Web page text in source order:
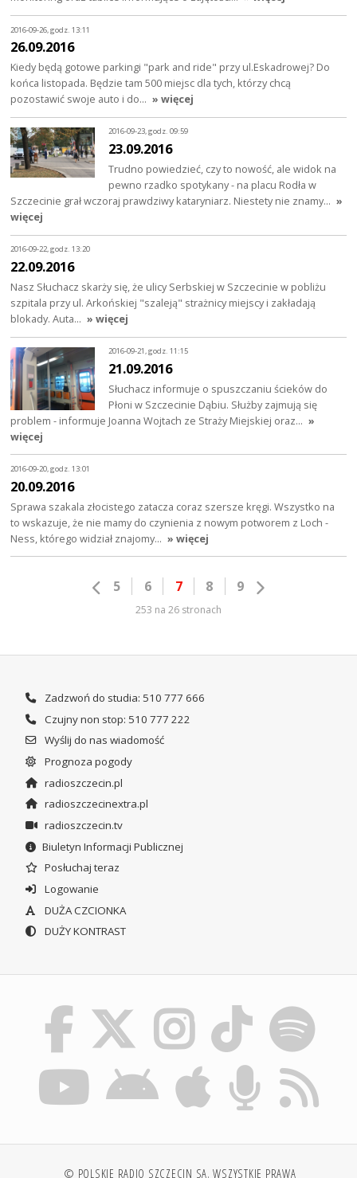
2016-09-26, godz. 13:11
26.09.2016
Kiedy będą gotowe parkingi "park and ride" przy ul.Eskadrowej? Do
końca listopada. Będzie tam 500 miejsc dla tych, którzy chcą
pozostawić swoje auto i do… » więcej
2016-09-23, godz. 09:59
23.09.2016
Trudno powiedzieć, czy to nowość, ale widok na
pewno rzadko spotykany - na placu Rodła w
Szczecinie grał wczoraj prawdziwy kataryniarz. Niestety nie znamy… »
więcej
2016-09-22, godz. 13:20
22.09.2016
Nasz Słuchacz skarży się, że ulicy Serbskiej w Szczecinie w pobliżu
szpitala przy ul. Arkońskiej "szaleją" strażnicy miejscy i zakładają
blokady. Auta… » więcej
2016-09-21, godz. 11:15
21.09.2016
Słuchacz informuje o spuszczaniu ścieków do
Płoni w Szczecinie Dąbiu. Służby zajmują się
problem - informuje Joanna Wojtach ze Straży Miejskiej oraz… »
więcej
2016-09-20, godz. 13:01
20.09.2016
Sprawa szakala złocistego zatacza coraz szersze kręgi. Wszystko na
to wskazuje, że nie mamy do czynienia z nowym potworem z Loch -
Ness, którego widział znajomy… » więcej
5 6 7 8 9
253 na 26 stronach
Zadzwoń do studia: 510 777 666
Czujny non stop: 510 777 222
Wyślij do nas wiadomość
Prognoza pogody
radioszczecin.pl
radioszczecinextra.pl
radioszczecin.tv
Biuletyn Informacji Publicznej
Posłuchaj teraz
Logowanie
DUŻA CZCIONKA
DUŻY KONTRAST
© POLSKIE RADIO SZCZECIN SA. WSZYSTKIE PRAWA